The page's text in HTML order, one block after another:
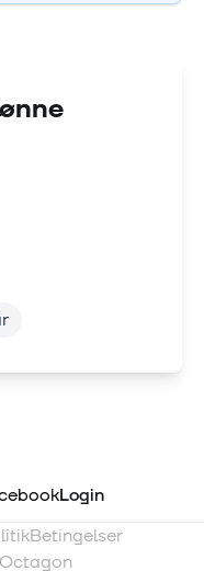
Login
Betingelser